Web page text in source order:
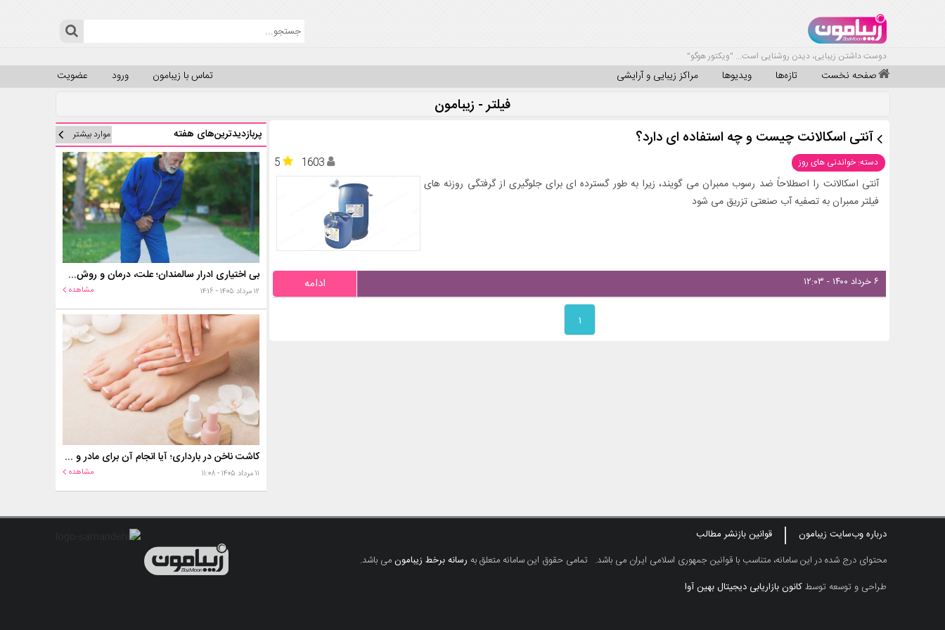
دوست داشتن زیبایی، دیدن روشنایی است... "ویکتور هوگو"
صفحه نخست تازه‌ها ویدیوها مراکز زیبایی و آرایشی عضویت ورود تماس با زیبامون
فیلتر - زیبامون
آنتی اسکالانت چیست و چه استفاده ای دارد؟
دسته: خواندنی های روز 5
1603
آنتی اسکالانت را اصطلاحاً ضد رسوب ممبران می گویند، زیرا به طور گسترده ای برای جلوگیری از گرفتگی روزنه های
فیلتر ممبران به تصفیه آب صنعتی تزریق می شود
۶ خرداد ۱۴۰۰ - ۱۲:۰۳ ادامه
۱
پربازدیدترین‌های هفته موارد بیشتر
بی اختیاری ادرار سالمندان؛ علت، درمان و روش‌های کنترل در منزل
۱۲ مرداد ۱۴۰۵ - ۱۴:۱۶ مشاهده
کاشت ناخن در بارداری؛ آیا انجام آن برای مادر و جنین خطر دارد؟
۱۱ مرداد ۱۴۰۵ - ۱۱:۰۸ مشاهده
درباره وب‌سایت زیبامون
قوانین بازنشر مطالب
محتوای درج شده در این سامانه، متناسب با قوانین جمهوری اسلامی ایران می باشد. تمامی حقوق این سامانه متعلق به رسانه برخط زیبامونمی باشد.
طراحی و توسعه توسطکانون بازاریابی دیجیتال بهین آوا